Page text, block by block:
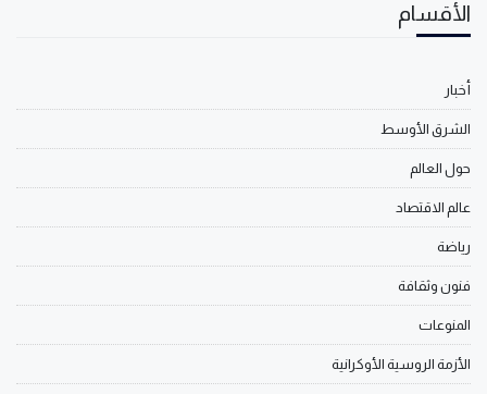
الأقسام
أخبار
الشرق الأوسط
حول العالم
عالم الاقتصاد
رياضة
فنون وثقافة
المنوعات
الأزمة الروسية الأوكرانية